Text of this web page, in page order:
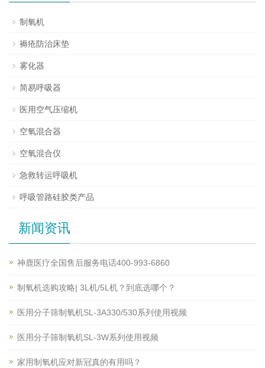
制氧机
褥疮防治床垫
雾化器
简易呼吸器
医用空气压缩机
空氧混合器
空氧混合仪
急救转运呼吸机
呼吸管路硅胶类产品
新闻资讯
神鹿医疗全国售后服务电话400-993-6860
制氧机选购攻略| 3L机/5L机？到底选哪个？
医用分子筛制氧机SL-3A330/530系列使用视频
医用分子筛制氧机SL-3W系列使用视频
家用制氧机应对新冠真的有用吗？